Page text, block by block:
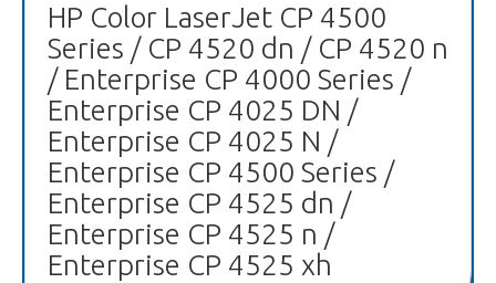
HP Color LaserJet CP 4500
Series / CP 4520 dn / CP 4520 n
/ Enterprise CP 4000 Series /
Enterprise CP 4025 DN /
Enterprise CP 4025 N /
Enterprise CP 4500 Series /
Enterprise CP 4525 dn /
Enterprise CP 4525 n /
Enterprise CP 4525 xh